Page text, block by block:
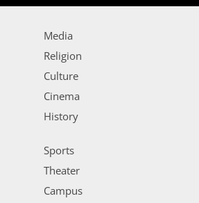
Media
Religion
Culture
Cinema
History
Sports
Theater
Campus